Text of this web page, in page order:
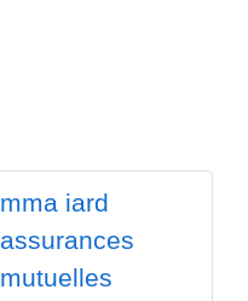
mma iard
assurances
mutuelles